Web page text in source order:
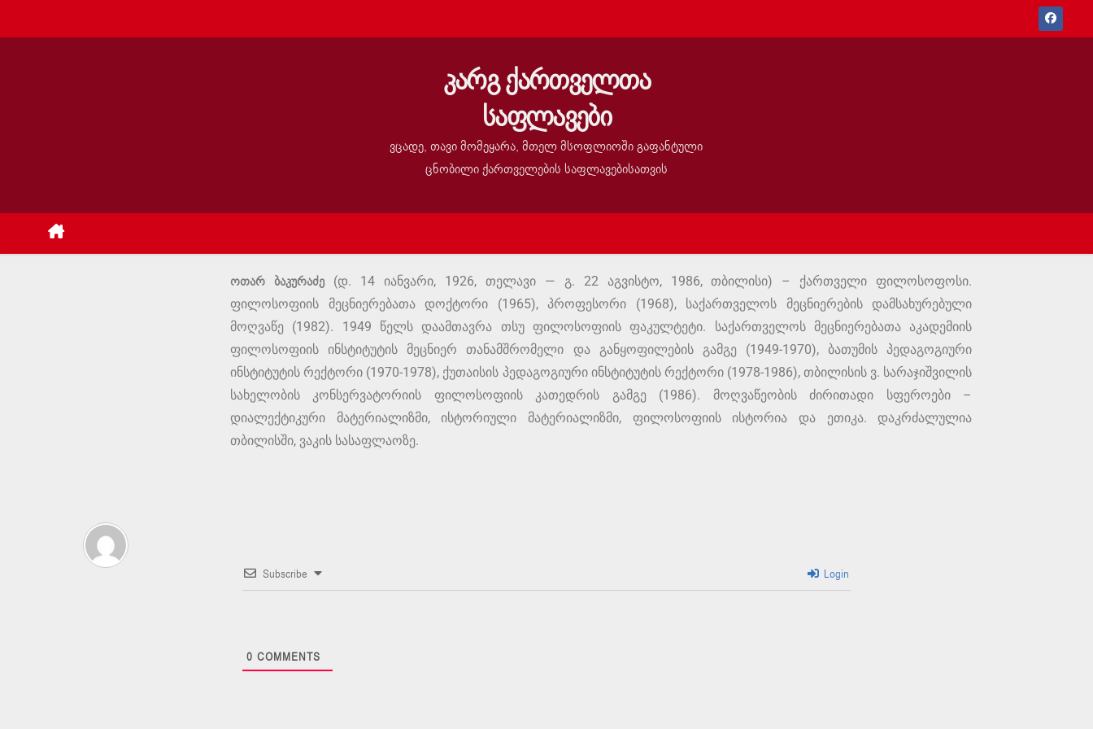
კარგ ქართველთა
საფლავები
ვცადე, თავი მომეყარა, მთელ მსოფლიოში გაფანტული
ცნობილი ქართველების საფლავებისათვის
ოთარ ბაკურაძე(დ. 14 იანვარი, 1926, თელავი — გ. 22 აგვისტო, 1986, თბილისი) – ქართველი ფილოსოფოსი.
ფილოსოფიის მეცნიერებათა დოქტორი (1965), პროფესორი (1968), საქართველოს მეცნიერების დამსახურებული
მოღვაწე (1982). 1949 წელს დაამთავრა თსუ ფილოსოფიის ფაკულტეტი. საქართველოს მეცნიერებათა აკადემიის
ფილოსოფიის ინსტიტუტის მეცნიერ თანამშრომელი და განყოფილების გამგე (1949-1970), ბათუმის პედაგოგიური
ინსტიტუტის რექტორი (1970-1978), ქუთაისის პედაგოგიური ინსტიტუტის რექტორი (1978-1986), თბილისის ვ. სარაჯიშვილის
სახელობის კონსერვატორიის ფილოსოფიის კათედრის გამგე (1986). მოღვაწეობის ძირითადი სფეროები –
დიალექტიკური მატერიალიზმი, ისტორიული მატერიალიზმი, ფილოსოფიის ისტორია და ეთიკა. დაკრძალულია
თბილისში, ვაკის სასაფლაოზე.
Subscribe Login
0 COMMENTS